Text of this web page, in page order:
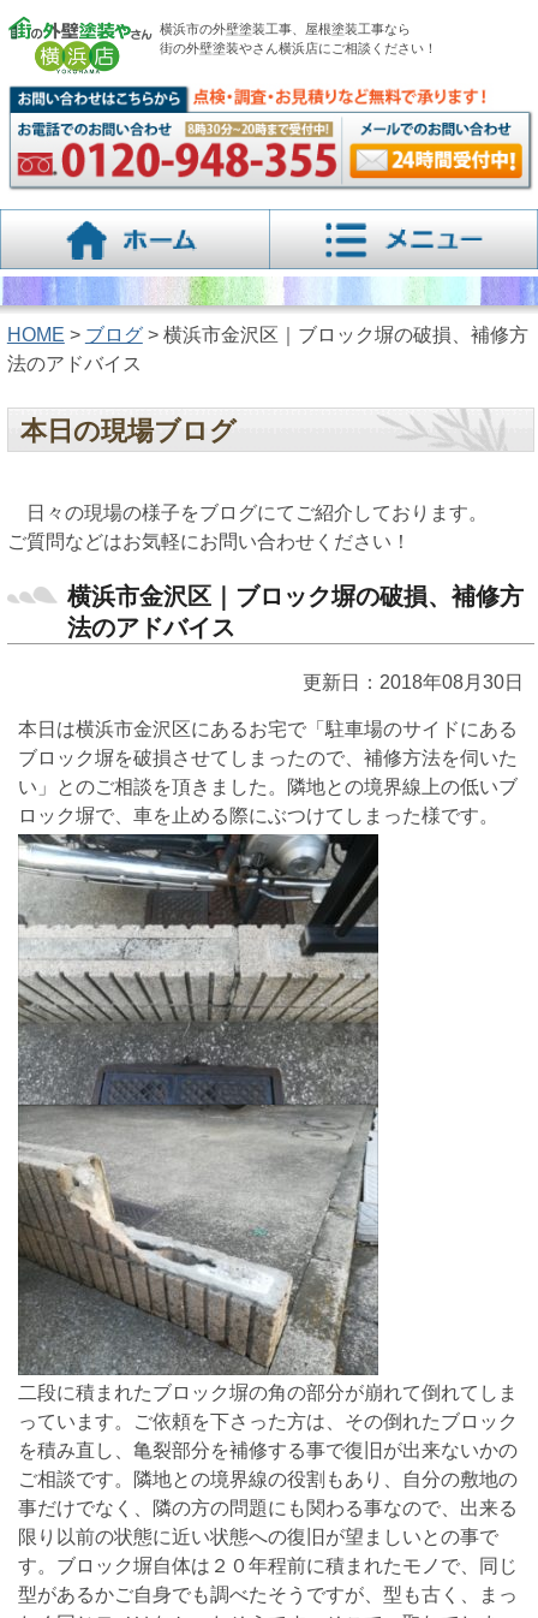
横浜市の外壁塗装工事、屋根塗装工事なら
街の外壁塗装やさん横浜店にご相談ください！
HOME > ブログ> 横浜市金沢区｜ブロック塀の破損、補修方
法のアドバイス
本日の現場ブログ
日々の現場の様子をブログにてご紹介しております。
ご質問などはお気軽にお問い合わせください！
横浜市金沢区｜ブロック塀の破損、補修方
法のアドバイス
更新日：2018年08月30日
本日は横浜市金沢区にあるお宅で「駐車場のサイドにある
ブロック塀を破損させてしまったので、補修方法を伺いた
い」とのご相談を頂きました。隣地との境界線上の低いブ
ロック塀で、車を止める際にぶつけてしまった様です。
二段に積まれたブロック塀の角の部分が崩れて倒れてしま
っています。ご依頼を下さった方は、その倒れたブロック
を積み直し、亀裂部分を補修する事で復旧が出来ないかの
ご相談です。隣地との境界線の役割もあり、自分の敷地の
事だけでなく、隣の方の問題にも関わる事なので、出来る
限り以前の状態に近い状態への復旧が望ましいとの事で
す。ブロック塀自体は２０年程前に積まれたモノで、同じ
型があるかご自身でも調べたそうですが、型も古く、まっ